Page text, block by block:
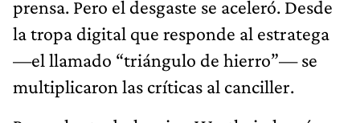
prensa. Pero el desgaste se aceleró. Desde
la tropa digital que responde al estratega
—el llamado “triángulo de hierro”— se
multiplicaron las críticas al canciller.